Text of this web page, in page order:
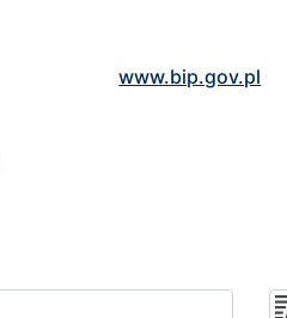
www.bip.gov.pl